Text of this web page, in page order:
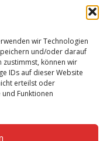
wir Technologien
und/oder darauf
zustimmst, können wir
IDs auf dieser Website
erteilst oder
Funktionen
sich ständig
und Technologien.
Sie unseren